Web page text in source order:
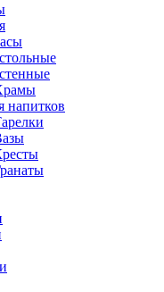
напитков